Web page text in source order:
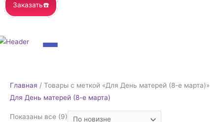
Заказать☎️
Главная / Товары с меткой «Для День матерей (8-е марта)»
Для День матерей (8-е марта)
Показаны все (9)
Сортировка:
самые
недавние